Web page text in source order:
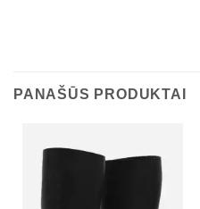
PANAŠŪS PRODUKTAI